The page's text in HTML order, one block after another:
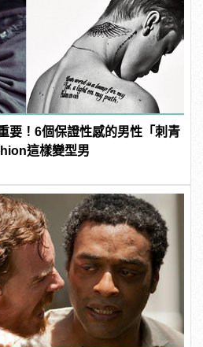
要！6個保證性感的男性「刺青
這樣變型男